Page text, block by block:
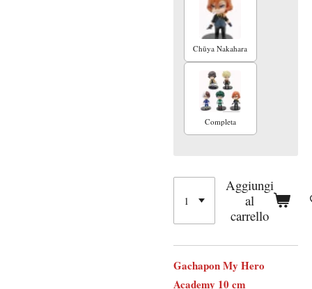
Chūya Nakahara
Completa
Aggiungi
al
carrello
Gachapon My Hero
Academy 10 cm